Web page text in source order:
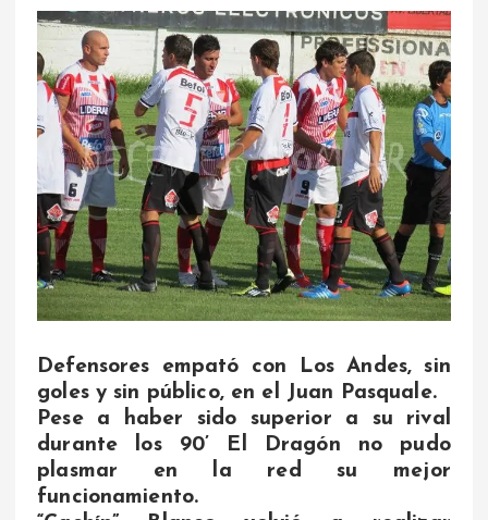
Defensores empató con Los Andes, sin
goles y sin público, en el Juan Pasquale.
Pese a haber sido superior a su rival
durante los 90’ El Dragón no pudo
plasmar en la red su mejor
funcionamiento.